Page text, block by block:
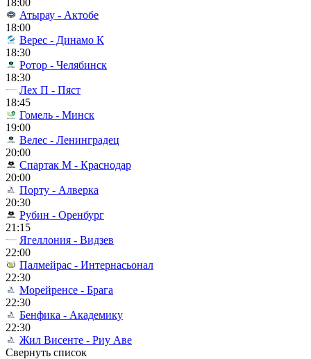
18:00
Атырау - Актобе
18:00
Верес - Динамо К
18:30
Ротор - Челябинск
18:30
Лех П - Пяст
18:45
Гомель - Минск
19:00
Велес - Ленинградец
20:00
Спартак М - Краснодар
20:00
Порту - Алверка
20:30
Рубин - Оренбург
21:15
Ягеллония - Видзев
22:00
Палмейрас - Интернасьонал
22:30
Морейренсе - Брага
22:30
Бенфика - Академику
22:30
Жил Висенте - Риу Аве
Свернуть список